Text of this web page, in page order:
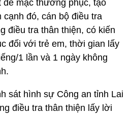
để mặc thường phục, tạo
cạnh đó, cán bộ điều tra
điều tra thân thiện, có kiến
đối với trẻ em, thời gian lấy
1 lần và 1 ngày không
sát hình sự Công an tỉnh Lai
điều tra thân thiện lấy lời